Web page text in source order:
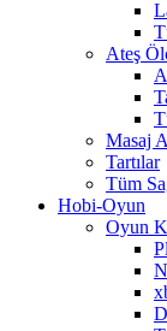
Ateş
Masaj
Tartılar
Tüm
Hobi-Oyun
Oyun